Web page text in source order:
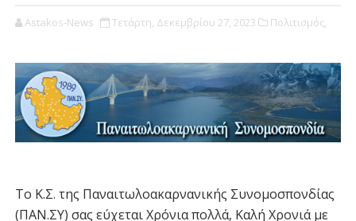
Astakos-News Τετάρτη, Δεκεμβρίου 27, 2023 Πολιτισμός,
Το Κ.Σ. της Παναιτωλοακαρνανικής Συνομοσπονδίας
(ΠΑΝ.ΣΥ) σας εύχεται Χρόνια πολλά, Καλή Χρονιά με